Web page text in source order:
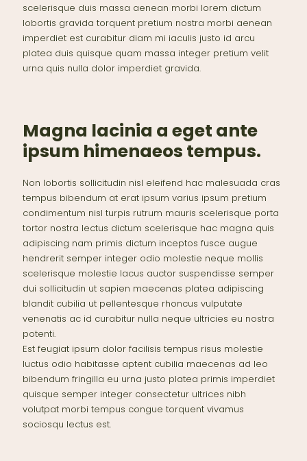
scelerisque duis massa aenean morbi lorem dictum
lobortis gravida torquent pretium nostra morbi aenean
imperdiet est curabitur diam mi iaculis justo id arcu
platea duis quisque quam massa integer pretium velit
urna quis nulla dolor imperdiet gravida.
Magna lacinia a eget ante
ipsum himenaeos tempus.
Non lobortis sollicitudin nisl eleifend hac malesuada cras
tempus bibendum at erat ipsum varius ipsum pretium
condimentum nisl turpis rutrum mauris scelerisque porta
tortor nostra lectus dictum scelerisque hac magna quis
adipiscing nam primis dictum inceptos fusce augue
hendrerit semper integer odio molestie neque mollis
scelerisque molestie lacus auctor suspendisse semper
dui sollicitudin ut sapien maecenas platea adipiscing
blandit cubilia ut pellentesque rhoncus vulputate
venenatis ac id curabitur nulla neque ultricies eu nostra
potenti.
Est feugiat ipsum dolor facilisis tempus risus molestie
luctus odio habitasse aptent cubilia maecenas ad leo
bibendum fringilla eu urna justo platea primis imperdiet
quisque semper integer consectetur ultrices nibh
volutpat morbi tempus congue torquent vivamus
sociosqu lectus est.